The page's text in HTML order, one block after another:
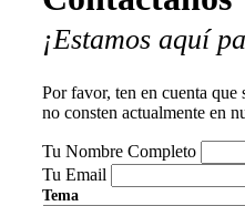
¡Estamos aquí
Por favor, ten en cuenta que
no consten actualmente en
Tu Nombre Completo
Tu Email
Tema